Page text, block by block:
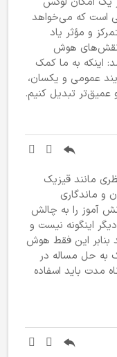
است که می‌خواهد
و مؤثر یاد
نقش‌های هوش
اینکه به ما کمک
عمومی و یکسان،
عمیق‌تر تبدیل کنیم.
مانند قیزیک
و ماندگاری
آموز را به چالش
اینگونه نیست و
بنابر این فقط هوش
به حل مساله در
مدت باید اسفاده